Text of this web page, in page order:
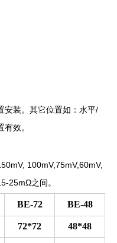
安装。其它位置如：水平/
有效。
100mV,75mV,60mV,
25mΩ之间。
BE-72 BE-48
72*72 48*48